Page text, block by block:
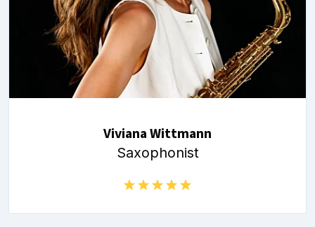
Viviana Wittmann
Saxophonist